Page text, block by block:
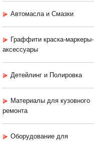
Автомасла и Смазки
Граффити краска-маркеры-
аксессуары
Детейлинг и Полировка
Материалы для кузовного
ремонта
Оборудование для